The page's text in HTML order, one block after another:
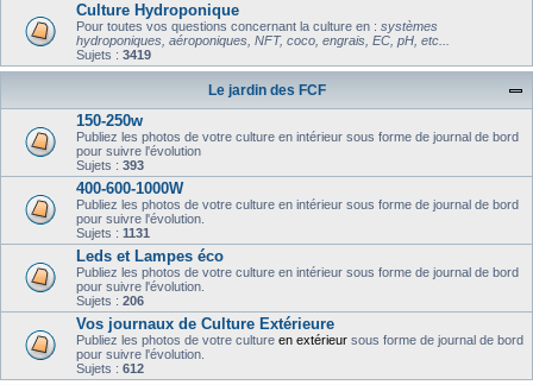
Culture Hydroponique
Pour toutes vos questions concernant la culture en : systèmes
hydroponiques, aéroponiques, NFT, coco, engrais, EC, pH, etc...
Sujets : 3419
Le jardin des FCF
150-250w
Publiez les photos de votre culture en intérieur sous forme de journal de bord
pour suivre l'évolution
Sujets : 393
400-600-1000W
Publiez les photos de votre culture en intérieur sous forme de journal de bord
pour suivre l'évolution.
Sujets : 1131
Leds et Lampes éco
Publiez les photos de votre culture en intérieur sous forme de journal de bord
pour suivre l'évolution.
Sujets : 206
Vos journaux de Culture Extérieure
Publiez les photos de votre culture en extérieur sous forme de journal de bord
pour suivre l'évolution.
Sujets : 612